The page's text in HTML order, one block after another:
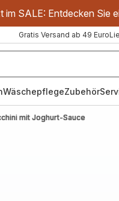
im SALE: Entdecken Sie
Gratis Versand ab 49 Euro
WäschepflegeZubehör
mit Joghurt-Sauce